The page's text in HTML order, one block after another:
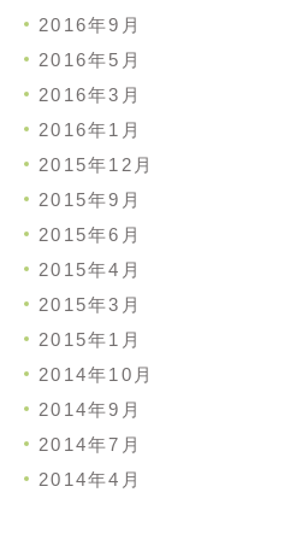
2016年9月
2016年5月
2016年3月
2016年1月
2015年12月
2015年9月
2015年6月
2015年4月
2015年3月
2015年1月
2014年10月
2014年9月
2014年7月
2014年4月